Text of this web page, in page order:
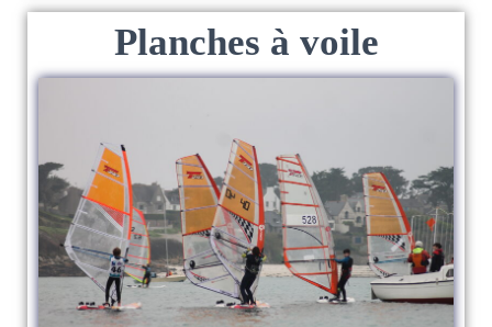
Planches à voile